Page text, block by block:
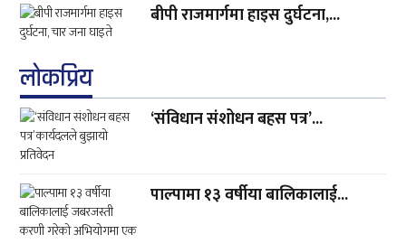
बीपी राजमार्गमा हाइस दुर्घटना,...
लाेकप्रिय
‘संविधान संशोधन बहस पत्र’...
पाल्पामा १३ वर्षीया बालिकालाई...